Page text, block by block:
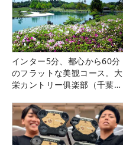
インター5分、都心から60分
のフラットな美観コース。大
栄カントリー俱楽部（千葉